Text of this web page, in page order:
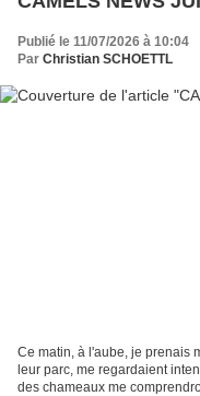
Publié le 11/07/2026 à 10:04
Par Christian SCHOETTL
Ce matin, à l'aube, je prenais
leur parc, me regardaient
des chameaux me